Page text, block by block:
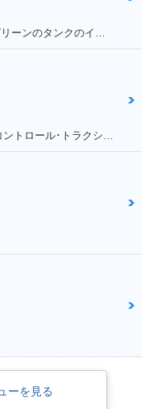
満足ポイント:軽くて、使いやすいパワー グリーンのタンクのインパクト ピンストライプ
満足ポイント:クイックシフター･クルーズコントロール･トラクションコントロールに大満足！
ーを見る